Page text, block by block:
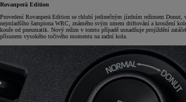
Rovanperä Edition
Provedení Rovanperä Edition se chlubí jedinečným jízdním režimem Donut,
nejmladšího šampiona WRC, známého svým umem driftování a kroužení
kouře od pneumatik. Nový režim v tomto případě usnadňuje projíždění
přísunem vysokého točivého momentu na zadní kola.